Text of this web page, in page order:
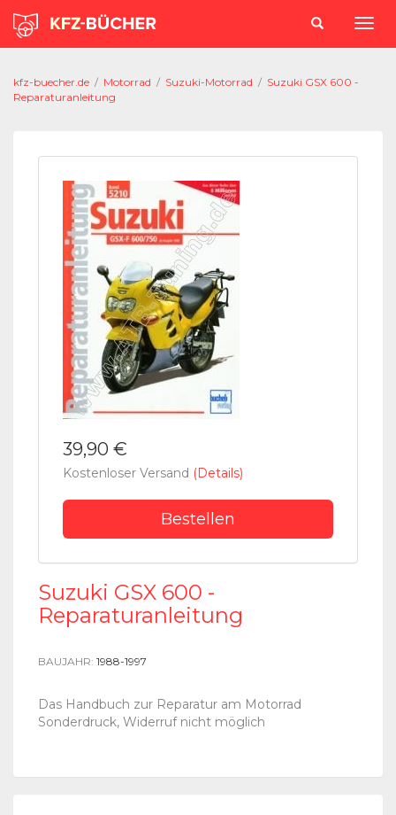
kfz-buecher.de / Motorrad / Suzuki-Motorrad / Suzuki GSX 600 -
Reparaturanleitung
39,90 €
Kostenloser Versand (Details)
Bestellen
Suzuki GSX 600 -
Reparaturanleitung
BAUJAHR: 1988-1997
Das Handbuch zur Reparatur am Motorrad
Sonderdruck, Widerruf nicht möglich